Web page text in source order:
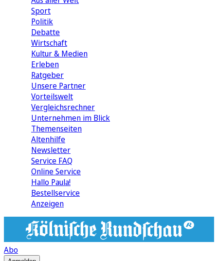
Sport
Politik
Debatte
Wirtschaft
Kultur & Medien
Erleben
Ratgeber
Unsere Partner
Vorteilswelt
Vergleichsrechner
Unternehmen im Blick
Themenseiten
Altenhilfe
Newsletter
Service FAQ
Online Service
Hallo Paula!
Bestellservice
Anzeigen
Abo